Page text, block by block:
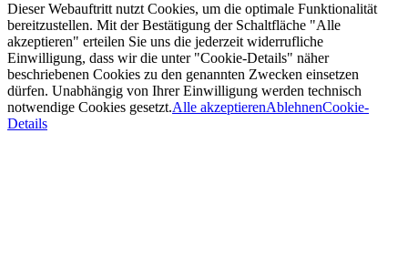
Dieser Webauftritt nutzt Cookies, um die optimale Funktionalität
bereitzustellen. Mit der Bestätigung der Schaltfläche "Alle
akzeptieren" erteilen Sie uns die jederzeit widerrufliche
Einwilligung, dass wir die unter "Cookie-Details" näher
beschriebenen Cookies zu den genannten Zwecken einsetzen
dürfen. Unabhängig von Ihrer Einwilligung werden technisch
notwendige Cookies gesetzt.Alle akzeptierenAblehnenCookie-
Details